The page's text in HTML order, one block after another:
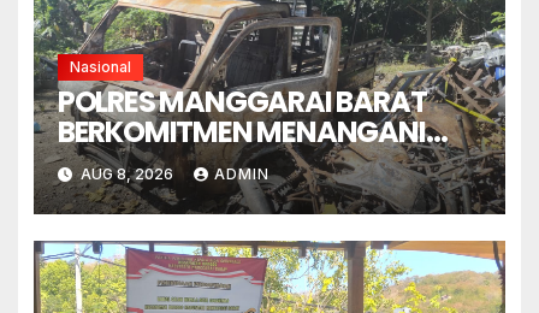
Nasional
POLRES MANGGARAI BARAT
BERKOMITMEN MENANGANI
SENGKETA LENGKONG
WARANG SECARA ADIL,
OBYEKTIF DAN INTEGRITAS
AUG 8, 2026 ADMIN